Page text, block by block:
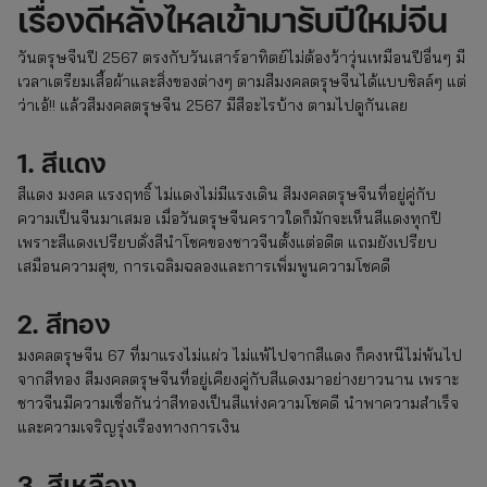
เรื่องดีหลั่งไหลเข้ามารับปีใหม่จีน
วันตรุษจีนปี 2567 ตรงกับวันเสาร์อาทิตย์ไม่ต้องว้าวุ่นเหมือนปีอื่นๆ มี
เวลาเตรียมเสื้อผ้าและสิ่งของต่างๆ ตามสีมงคลตรุษจีนได้แบบชิลล์ๆ แต่
ว่าเอ้!! แล้วสีมงคลตรุษจีน 2567 มีสีอะไรบ้าง ตามไปดูกันเลย
1. สีแดง
สีแดง มงคล แรงฤทธิ์ ไม่แดงไม่มีแรงเดิน สีมงคลตรุษจีนที่อยู่คู่กับ
ความเป็นจีนมาเสมอ เมื่อวันตรุษจีนคราวใดก็มักจะเห็นสีแดงทุกปี
เพราะสีแดงเปรียบดั่งสีนำโชคของชาวจีนตั้งแต่อดีต แถมยังเปรียบ
เสมือนความสุข, การเฉลิมฉลองและการเพิ่มพูนความโชคดี
2. สีทอง
มงคลตรุษจีน 67 ที่มาแรงไม่แผ่ว ไม่แพ้ไปจากสีแดง ก็คงหนีไม่พ้นไป
จากสีทอง สีมงคลตรุษจีนที่อยู่เคียงคู่กับสีแดงมาอย่างยาวนาน เพราะ
ชาวจีนมีความเชื่อกันว่าสีทองเป็นสีแห่งความโชคดี นำพาความสำเร็จ
และความเจริญรุ่งเรืองทางการเงิน